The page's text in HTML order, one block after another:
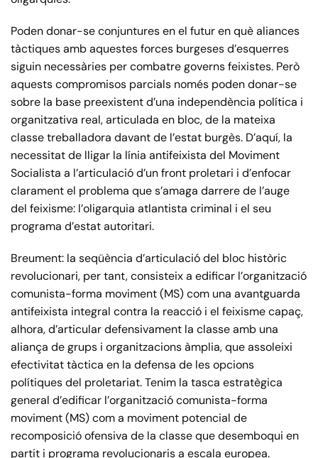
Poden donar-se conjuntures en el futur en què aliances
tàctiques amb aquestes forces burgeses d’esquerres
siguin necessàries per combatre governs feixistes. Però
aquests compromisos parcials només poden donar-se
sobre la base preexistent d’una independència política i
organitzativa real, articulada en bloc, de la mateixa
classe treballadora davant de l’estat burgès. D’aquí, la
necessitat de lligar la línia antifeixista del Moviment
Socialista a l’articulació d’un front proletari i d’enfocar
clarament el problema que s’amaga darrere de l’auge
del feixisme: l’oligarquia atlantista criminal i el seu
programa d’estat autoritari.
Breument: la seqüència d’articulació del bloc històric
revolucionari, per tant, consisteix a edificar l’organització
comunista-forma moviment (MS) com una avantguarda
antifeixista integral contra la reacció i el feixisme capaç,
alhora, d’articular defensivament la classe amb una
aliança de grups i organitzacions àmplia, que assoleixi
efectivitat tàctica en la defensa de les opcions
polítiques del proletariat. Tenim la tasca estratègica
general d’edificar l’organització comunista-forma
moviment (MS) com a moviment potencial de
recomposició ofensiva de la classe que desemboqui en
partit i programa revolucionaris a escala europea.